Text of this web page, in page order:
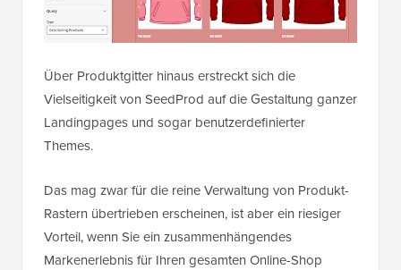
Über Produktgitter hinaus erstreckt sich die
Vielseitigkeit von SeedProd auf die Gestaltung ganzer
Landingpages und sogar benutzerdefinierter
Themes.
Das mag zwar für die reine Verwaltung von Produkt-
Rastern übertrieben erscheinen, ist aber ein riesiger
Vorteil, wenn Sie ein zusammenhängendes
Markenerlebnis für Ihren gesamten Online-Shop